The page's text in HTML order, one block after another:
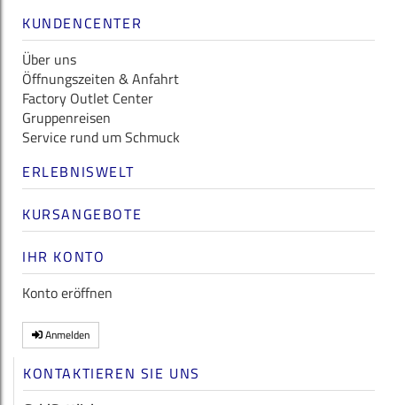
KUNDENCENTER
Über uns
Öffnungszeiten & Anfahrt
Factory Outlet Center
Gruppenreisen
Service rund um Schmuck
ERLEBNISWELT
KURSANGEBOTE
IHR KONTO
Konto eröffnen
Anmelden
KONTAKTIEREN SIE UNS